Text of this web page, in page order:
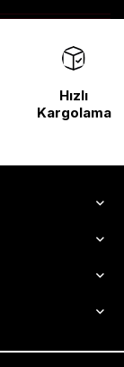
Hızlı
Kargolama